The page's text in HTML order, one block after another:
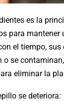
es la
para mantener
el tiempo,
o se
eliminar la
se deteriora: